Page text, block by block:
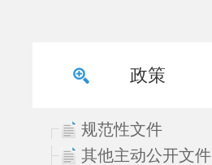
政策
规范性文件
其他主动公开文件